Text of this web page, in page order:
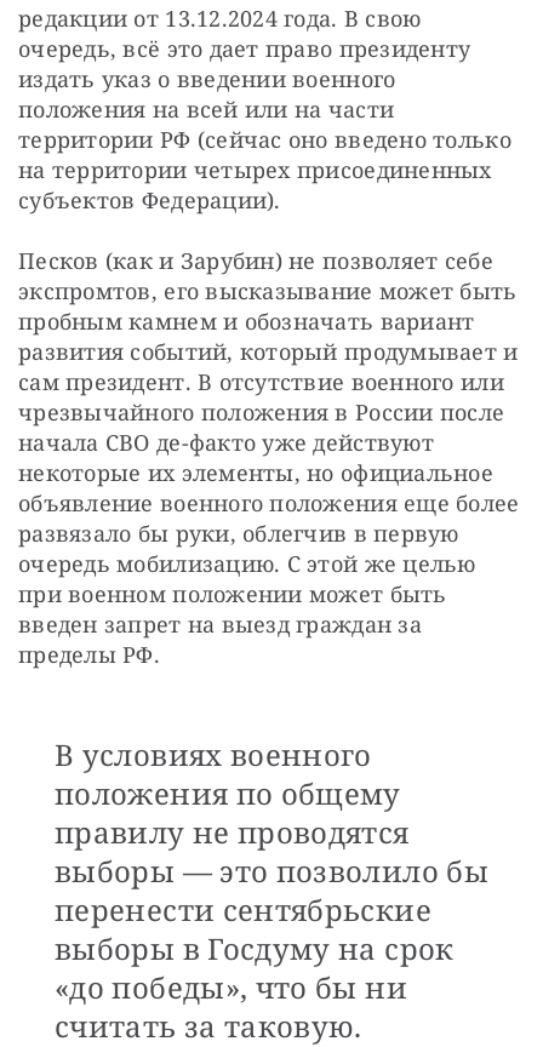
редакции от 13.12.2024 года. В свою
очередь, всё это дает право президенту
издать указ о введении военного
положения на всей или на части
территории РФ (сейчас оно введено только
на территории четырех присоединенных
субъектов Федерации).
Песков (как и Зарубин) не позволяет себе
экспромтов, его высказывание может быть
пробным камнем и обозначать вариант
развития событий, который продумывает и
сам президент. В отсутствие военного или
чрезвычайного положения в России после
начала СВО де-факто уже действуют
некоторые их элементы, но официальное
объявление военного положения еще более
развязало бы руки, облегчив в первую
очередь мобилизацию. С этой же целью
при военном положении может быть
введен запрет на выезд граждан за
пределы РФ.
В условиях военного
положения по общему
правилу не проводятся
выборы — это позволило бы
перенести сентябрьские
выборы в Госдуму на срок
«до победы», что бы ни
считать за таковую.